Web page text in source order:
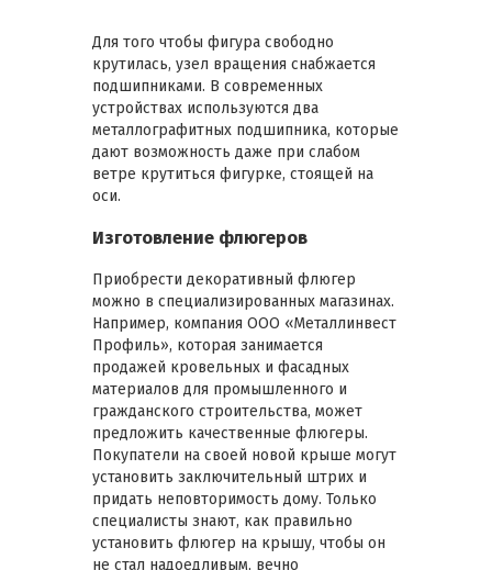
Для того чтобы фигура свободно
крутилась, узел вращения снабжается
подшипниками. В современных
устройствах используются два
металлографитных подшипника, которые
дают возможность даже при слабом
ветре крутиться фигурке, стоящей на
оси.
Изготовление флюгеров
Приобрести декоративный флюгер
можно в специализированных магазинах.
Например, компания ООО «Металлинвест
Профиль», которая занимается
продажей кровельных и фасадных
материалов для промышленного и
гражданского строительства, может
предложить качественные флюгеры.
Покупатели на своей новой крыше могут
установить заключительный штрих и
придать неповторимость дому. Только
специалисты знают, как правильно
установить флюгер на крышу, чтобы он
не стал надоедливым, вечно